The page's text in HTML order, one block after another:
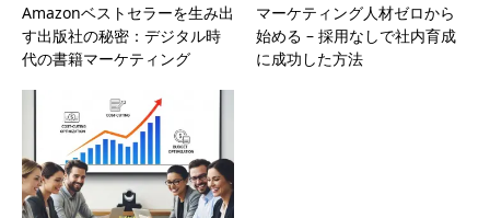
Amazonベストセラーを生み出
す出版社の秘密：デジタル時
代の書籍マーケティング
マーケティング人材ゼロから
始める – 採用なしで社内育成
に成功した方法